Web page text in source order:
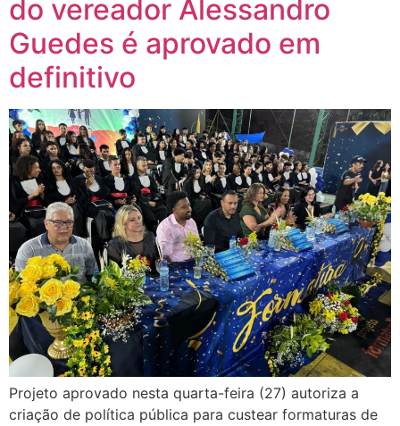
do vereador Alessandro
Guedes é aprovado em
definitivo
Projeto aprovado nesta quarta-feira (27) autoriza a
criação de política pública para custear formaturas de